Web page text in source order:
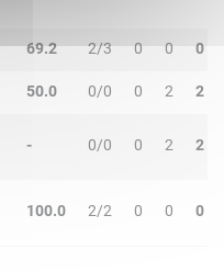
69.2 2/3 0 0 0
50.0 0/0 0 2 2
- 0/0 0 2 2
100.0 2/2 0 0 0